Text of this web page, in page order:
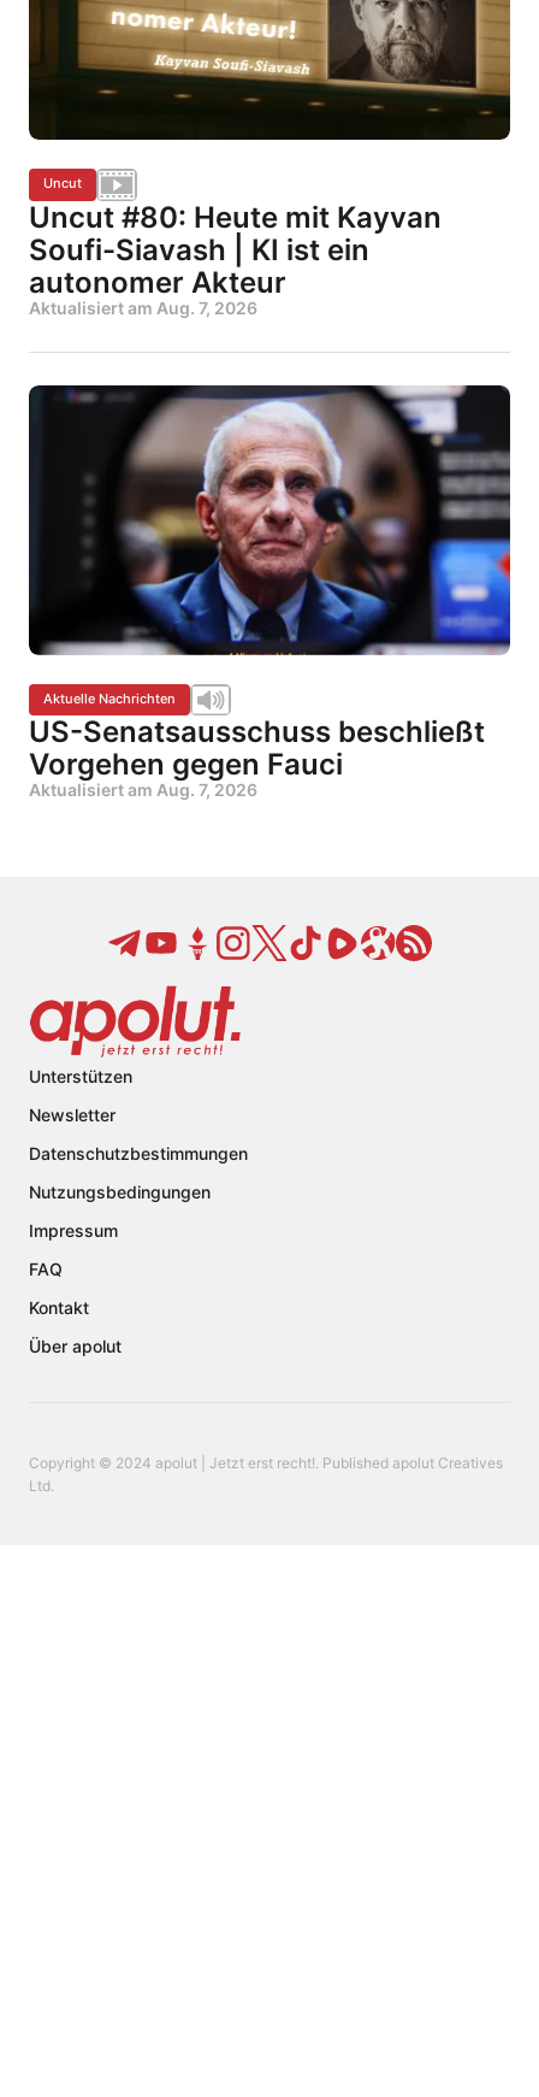
Uncut
Uncut #80: Heute mit Kayvan
Soufi-Siavash | KI ist ein
autonomer Akteur
Aktualisiert am Aug. 7, 2026
Aktuelle Nachrichten
US-Senatsausschuss beschließt
Vorgehen gegen Fauci
Aktualisiert am Aug. 7, 2026
Unterstützen
Newsletter
Datenschutzbestimmungen
Nutzungsbedingungen
Impressum
FAQ
Kontakt
Über apolut
Copyright © 2024 apolut | Jetzt erst recht!. Published apolut Creatives
Ltd.